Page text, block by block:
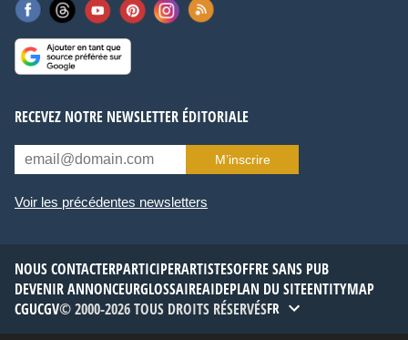
RECEVEZ NOTRE NEWSLETTER ÉDITORIALE
M’inscrire
Voir les précédentes newsletters
NOUS CONTACTERPARTICIPERARTISTESOFFRE SANS PUB
DEVENIR ANNONCEURGLOSSAIREAIDEPLAN DU SITEENTITYMAP
CGUCGV© 2000-2026 TOUS DROITS RÉSERVÉSFR